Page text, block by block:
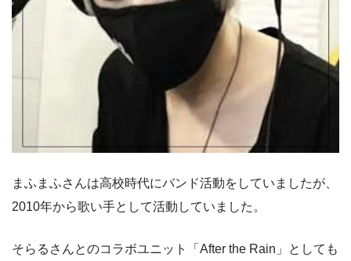
まふまふさんは高校時代にバンド活動をしていましたが、
2010年から歌い手として活動していました。
そらるさんとのコラボユニット「After the Rain」としても